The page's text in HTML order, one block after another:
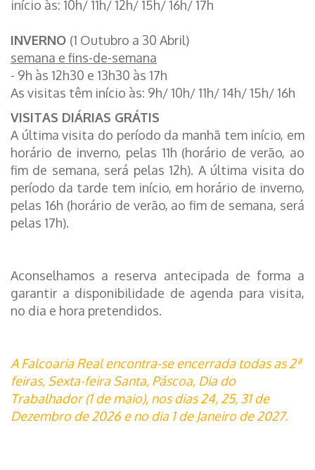
início às: 10h/ 11h/ 12h/ 15h/ 16h/ 17h
INVERNO (1 Outubro a 30 Abril)
semana e fins-de-semana
- 9h às 12h30 e 13h30 às 17h
As visitas têm início às: 9h/ 10h/ 11h/ 14h/ 15h/ 16h
VISITAS DIÁRIAS GRÁTIS
A última visita do período da manhã tem início, em
horário de inverno, pelas 11h (horário de verão, ao
fim de semana, será pelas 12h). A última visita do
período da tarde tem início, em horário de inverno,
pelas 16h (horário de verão, ao fim de semana, será
pelas 17h).
Aconselhamos a reserva antecipada de forma a
garantir a disponibilidade de agenda para visita,
no dia e hora pretendidos.
A Falcoaria Real encontra-se encerrada todas as 2ª
feiras, Sexta-feira Santa, Páscoa, Dia do
Trabalhador (1 de maio), nos dias 24, 25, 31 de
Dezembro de 2026 e no dia 1 de Janeiro de 2027.